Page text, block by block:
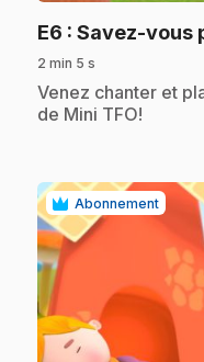
E6 : Savez-vous
2 min 5 s
.Venez chanter et
de Mini TFO!
Abonnement